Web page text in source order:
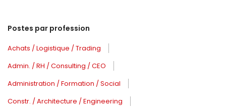
Postes par profession
Achats / Logistique / Trading
Admin. / RH / Consulting / CEO
Administration / Formation / Social
Constr. / Architecture / Engineering